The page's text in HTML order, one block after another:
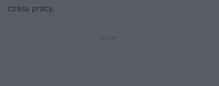
czasu pracy.